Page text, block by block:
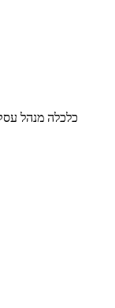
כלכלה מנהל